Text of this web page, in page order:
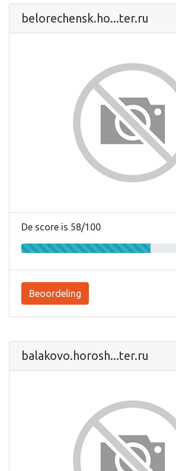
belorechensk.ho...ter.ru
De score is 58/100
Beoordeling
balakovo.horosh...ter.ru